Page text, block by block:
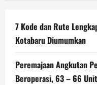
7 Kode dan Rute
Kotabaru Diumumkan
Peremajaan Angkutan
Beroperasi, 63 – 66